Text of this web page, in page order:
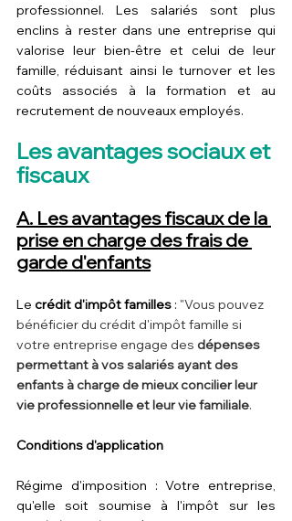
professionnel. Les salariés sont plus
enclins à rester dans une entreprise qui
valorise leur bien-être et celui de leur
famille, réduisant ainsi le turnover et les
coûts associés à la formation et au
recrutement de nouveaux employés.
Les avantages sociaux et
fiscaux
A. Les avantages fiscaux de la
prise en charge des frais de
garde d'enfants
Le crédit d'impôt familles : "Vous pouvez
bénéficier du crédit d'impôt famille si
votre entreprise engage des dépenses
permettant à vos salariés ayant des
enfants à charge de mieux concilier leur
vie professionnelle et leur vie familiale.
Conditions d'application
Régime d'imposition : Votre entreprise,
qu'elle soit soumise à l'impôt sur les